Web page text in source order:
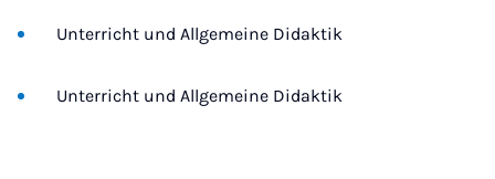
Unterricht und Allgemeine Didaktik
Unterricht und Allgemeine Didaktik